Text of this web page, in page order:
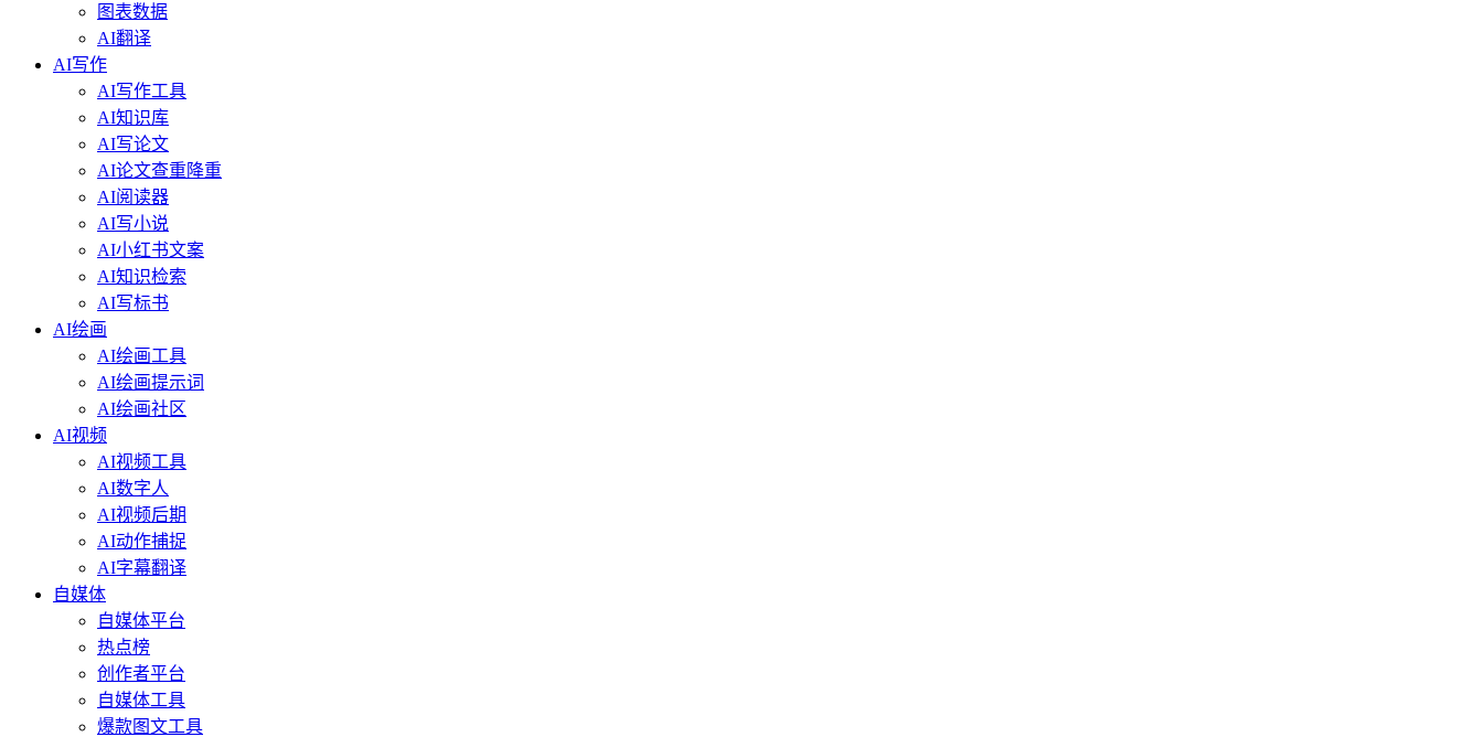
图表数据
AI翻译
AI写作
AI写作工具
AI知识库
AI写论文
AI论文查重降重
AI阅读器
AI写小说
AI小红书文案
AI知识检索
AI写标书
AI绘画
AI绘画工具
AI绘画提示词
AI绘画社区
AI视频
AI视频工具
AI数字人
AI视频后期
AI动作捕捉
AI字幕翻译
自媒体
自媒体平台
热点榜
创作者平台
自媒体工具
爆款图文工具